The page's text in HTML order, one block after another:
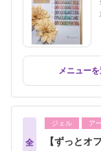
メニュー
全
ジェル ア
【ずっとオ